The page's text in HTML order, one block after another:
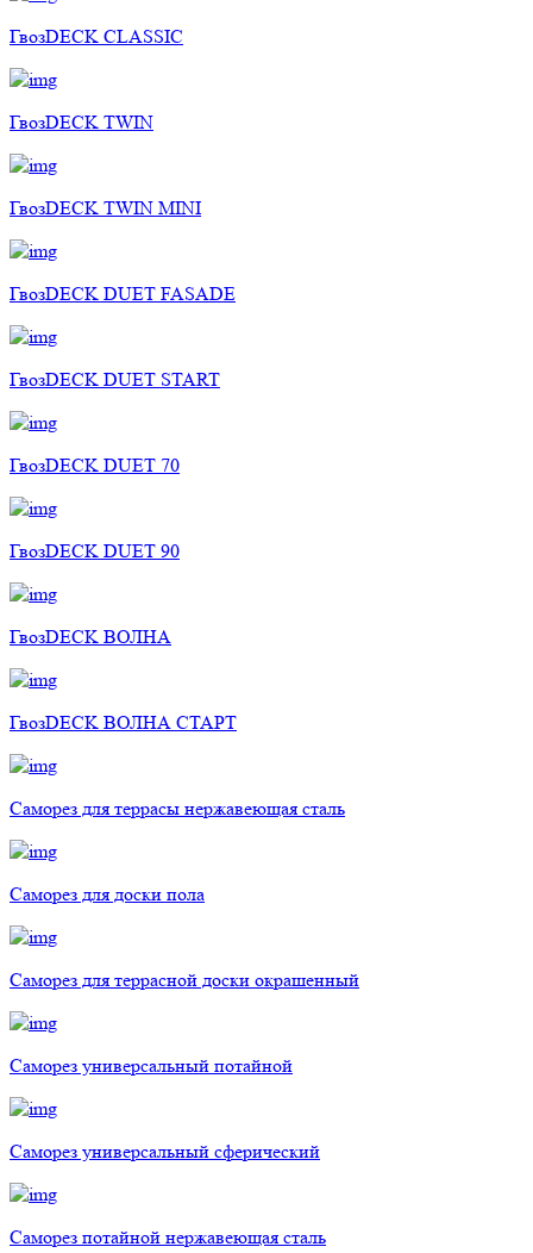
ГвозDECK CLASSIC
ГвозDECK TWIN
ГвозDECK TWIN MINI
ГвозDECK DUET FASADE
ГвозDECK DUET START
ГвозDECK DUET 70
ГвозDECK DUET 90
ГвозDECK ВОЛНА
ГвозDECK ВОЛНА СТАРТ
Саморез для террасы нержавеющая сталь
Саморез для доски пола
Саморез для террасной доски окрашенный
Саморез универсальный потайной
Саморез универсальный сферический
Саморез потайной нержавеющая сталь